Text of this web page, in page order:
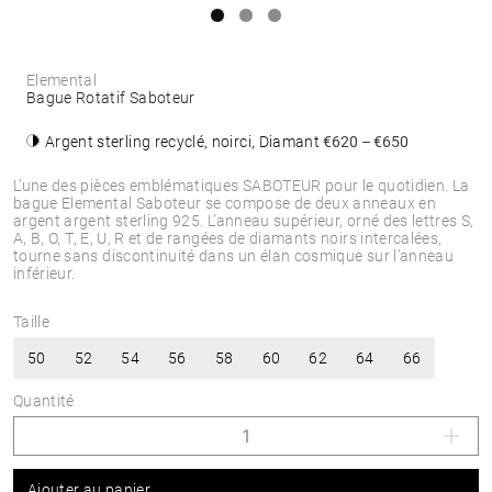
L’une des pièces emblématiques SABOTEUR pour le quotidien. La
bague Elemental Saboteur se compose de deux anneaux en
argent argent sterling 925. L’anneau supérieur, orné des lettres S,
A, B, O, T, E, U, R et de rangées de diamants noirs intercalées,
tourne sans discontinuité dans un élan cosmique sur l’anneau
inférieur.
Elemental
Bague Rotatif Saboteur
Argent sterling recyclé, noirci, Diamant€620 – €650
Taille
50 52 54 56 58 60 62 64 66
Quantité